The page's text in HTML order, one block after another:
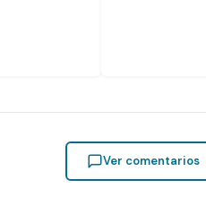
Ver comentarios